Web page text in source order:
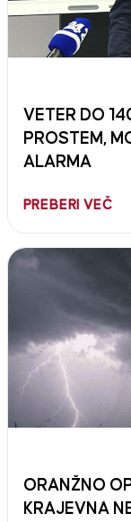
VETER DO
PROSTEM,
ALARMA
PREBERI VEČ
ORANŽNO
KRAJEVNA